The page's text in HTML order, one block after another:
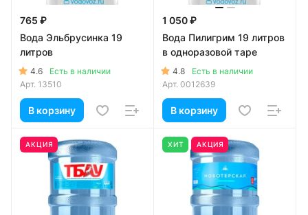
765 ₽
Вода Эльбрусинка 19
литров
4.6
Есть в наличии
Арт. 13510
В корзину
1 050 ₽
Вода Пилигрим 19 литров
в одноразовой таре
4.8
Есть в наличии
Арт. 0012639
В корзину
АКЦИЯ ХИТ АКЦИЯ